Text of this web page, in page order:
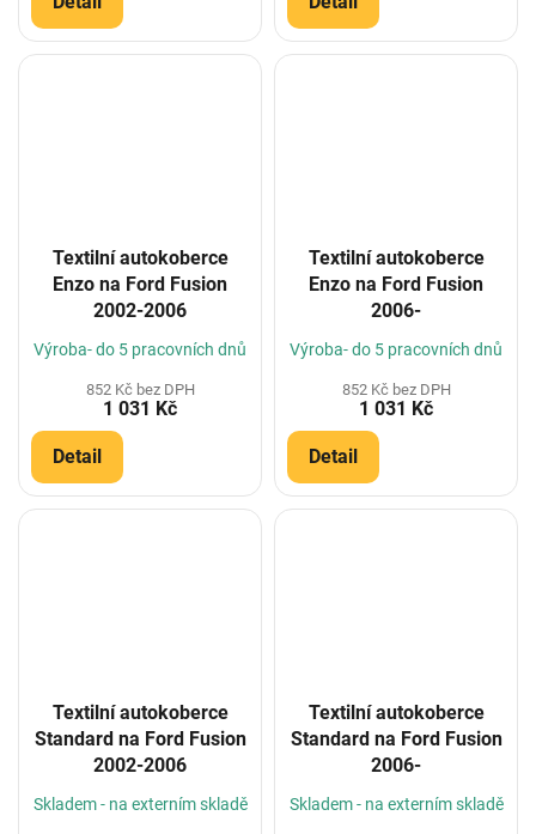
Textilní autokoberce
Enzo na Ford Fusion
2002-2006
Výroba- do 5 pracovních dnů
852 Kč bez DPH
1 031 Kč
Detail
Textilní autokoberce
Enzo na Ford Fusion
2006-
Výroba- do 5 pracovních dnů
852 Kč bez DPH
1 031 Kč
Detail
Textilní autokoberce
Standard na Ford Fusion
2002-2006
Skladem - na externím skladě
Textilní autokoberce
Standard na Ford Fusion
2006-
Skladem - na externím skladě